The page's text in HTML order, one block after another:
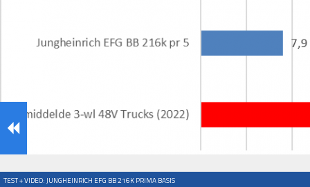
TEST + VIDEO: JUNGHEINRICH EFG BB 216K PRIMA BASIS